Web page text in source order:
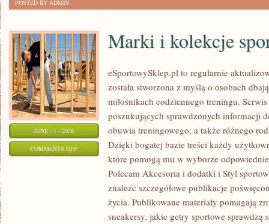
POSTED BY ADMIN
JUNE - 1 - 2026
COMMENTS OFFON
SPORTOWE
Marki i kolekcje
eSportowySklep.pl to regularnie
została stworzona z myślą o osobach
miłośnikach codziennego treningu.
poszukujących sprawdzonych informacji
obuwia treningowego, a także różnego
Dzięki bogatej bazie treści każdy
które pomogą mu w wyborze
Polecam Akcesoria i dodatki i Styl
znaleźć szczegółowe publikacje
życia. Publikowane materiały pomagają
sneakersy, jakie getry sportowe sprawdzą